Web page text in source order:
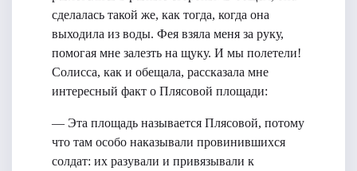
сделалась такой же, как тогда, когда она
выходила из воды. Фея взяла меня за руку,
помогая мне залезть на щуку. И мы полетели!
Солисса, как и обещала, рассказала мне
интересный факт о Плясовой площади:
— Эта площадь называется Плясовой, потому
что там особо наказывали провинившихся
солдат: их разували и привязывали к